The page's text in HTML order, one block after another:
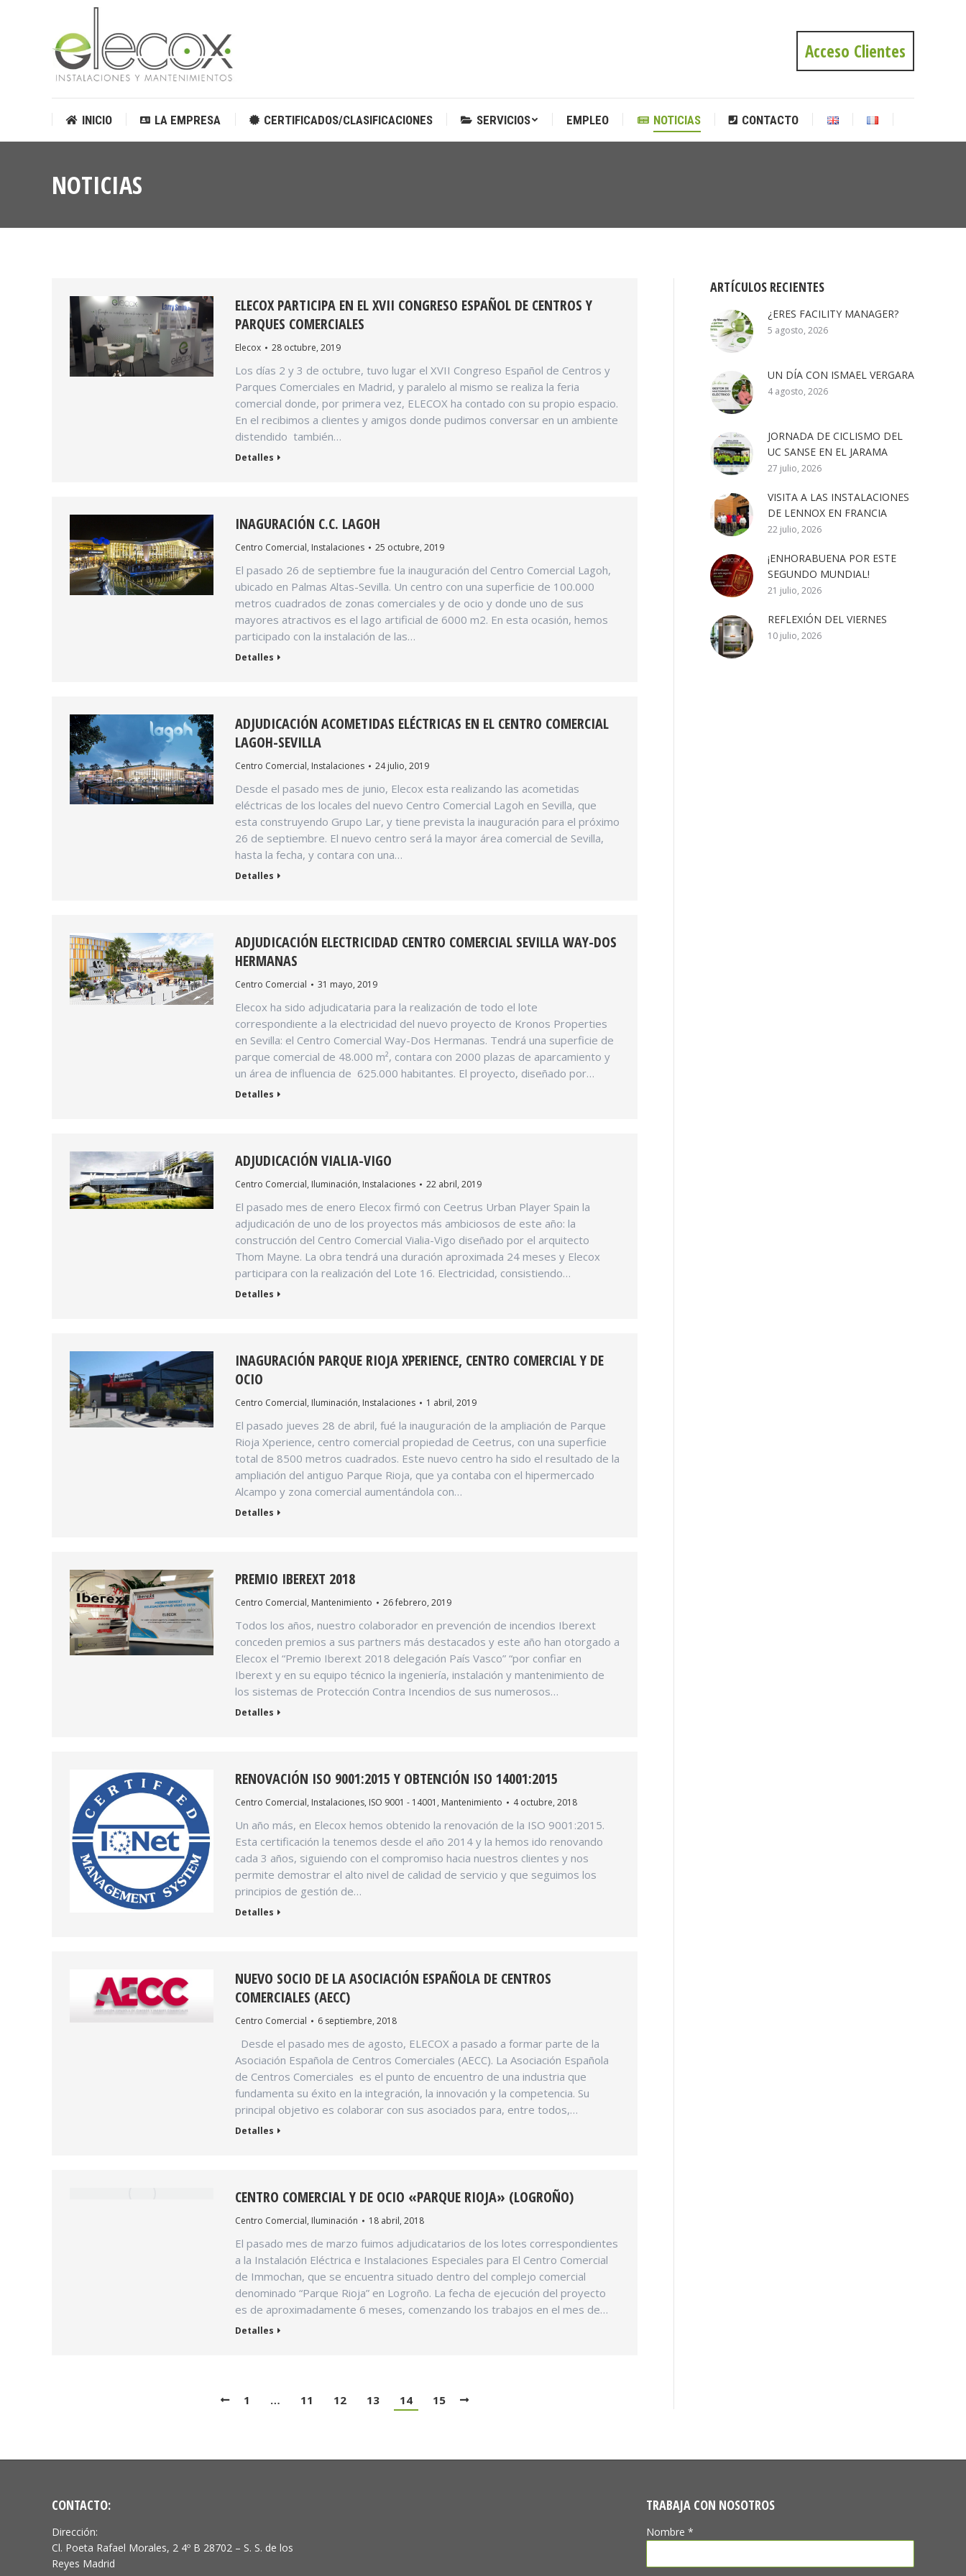
Acceso Clientes
INICIO LA EMPRESA CERTIFICADOS/CLASIFICACIONES SERVICIOS EMPLEO NOTICIAS CONTACTO
NOTICIAS
ELECOX PARTICIPA EN EL XVII CONGRESO ESPAÑOL DE CENTROS Y
PARQUES COMERCIALES
Elecox 28 octubre, 2019
Los días 2 y 3 de octubre, tuvo lugar el XVII Congreso Español de Centros y
Parques Comerciales en Madrid, y paralelo al mismo se realiza la feria
comercial donde, por primera vez, ELECOX ha contado con su propio espacio.
En el recibimos a clientes y amigos donde pudimos conversar en un ambiente
distendido también…
Detalles
INAGURACIÓN C.C. LAGOH
Centro Comercial, Instalaciones 25 octubre, 2019
El pasado 26 de septiembre fue la inauguración del Centro Comercial Lagoh,
ubicado en Palmas Altas-Sevilla. Un centro con una superficie de 100.000
metros cuadrados de zonas comerciales y de ocio y donde uno de sus
mayores atractivos es el lago artificial de 6000 m2. En esta ocasión, hemos
participado con la instalación de las…
Detalles
ADJUDICACIÓN ACOMETIDAS ELÉCTRICAS EN EL CENTRO COMERCIAL
LAGOH-SEVILLA
Centro Comercial, Instalaciones 24 julio, 2019
Desde el pasado mes de junio, Elecox esta realizando las acometidas
eléctricas de los locales del nuevo Centro Comercial Lagoh en Sevilla, que
esta construyendo Grupo Lar, y tiene prevista la inauguración para el próximo
26 de septiembre. El nuevo centro será la mayor área comercial de Sevilla,
hasta la fecha, y contara con una…
Detalles
ADJUDICACIÓN ELECTRICIDAD CENTRO COMERCIAL SEVILLA WAY-DOS
HERMANAS
Centro Comercial 31 mayo, 2019
Elecox ha sido adjudicataria para la realización de todo el lote
correspondiente a la electricidad del nuevo proyecto de Kronos Properties
en Sevilla: el Centro Comercial Way-Dos Hermanas. Tendrá una superficie de
parque comercial de 48.000 m², contara con 2000 plazas de aparcamiento y
un área de influencia de 625.000 habitantes. El proyecto, diseñado por…
Detalles
ADJUDICACIÓN VIALIA-VIGO
Centro Comercial, Iluminación, Instalaciones 22 abril, 2019
El pasado mes de enero Elecox firmó con Ceetrus Urban Player Spain la
adjudicación de uno de los proyectos más ambiciosos de este año: la
construcción del Centro Comercial Vialia-Vigo diseñado por el arquitecto
Thom Mayne. La obra tendrá una duración aproximada 24 meses y Elecox
participara con la realización del Lote 16. Electricidad, consistiendo…
Detalles
INAGURACIÓN PARQUE RIOJA XPERIENCE, CENTRO COMERCIAL Y DE
OCIO
Centro Comercial, Iluminación, Instalaciones 1 abril, 2019
El pasado jueves 28 de abril, fué la inauguración de la ampliación de Parque
Rioja Xperience, centro comercial propiedad de Ceetrus, con una superficie
total de 8500 metros cuadrados. Este nuevo centro ha sido el resultado de la
ampliación del antiguo Parque Rioja, que ya contaba con el hipermercado
Alcampo y zona comercial aumentándola con…
Detalles
PREMIO IBEREXT 2018
Centro Comercial, Mantenimiento 26 febrero, 2019
Todos los años, nuestro colaborador en prevención de incendios Iberext
conceden premios a sus partners más destacados y este año han otorgado a
Elecox el “Premio Iberext 2018 delegación País Vasco” “por confiar en
Iberext y en su equipo técnico la ingeniería, instalación y mantenimiento de
los sistemas de Protección Contra Incendios de sus numerosos…
Detalles
RENOVACIÓN ISO 9001:2015 Y OBTENCIÓN ISO 14001:2015
Centro Comercial, Instalaciones, ISO 9001 - 14001 , Mantenimiento 4 octubre, 2018
Un año más, en Elecox hemos obtenido la renovación de la ISO 9001:2015.
Esta certificación la tenemos desde el año 2014 y la hemos ido renovando
cada 3 años, siguiendo con el compromiso hacia nuestros clientes y nos
permite demostrar el alto nivel de calidad de servicio y que seguimos los
principios de gestión de…
Detalles
NUEVO SOCIO DE LA ASOCIACIÓN ESPAÑOLA DE CENTROS
COMERCIALES (AECC)
Centro Comercial 6 septiembre, 2018
Desde el pasado mes de agosto, ELECOX a pasado a formar parte de la
Asociación Española de Centros Comerciales (AECC). La Asociación Española
de Centros Comerciales es el punto de encuentro de una industria que
fundamenta su éxito en la integración, la innovación y la competencia. Su
principal objetivo es colaborar con sus asociados para, entre todos,…
Detalles
CENTRO COMERCIAL Y DE OCIO «PARQUE RIOJA» (LOGROÑO)
Centro Comercial, Iluminación 18 abril, 2018
El pasado mes de marzo fuimos adjudicatarios de los lotes correspondientes
a la Instalación Eléctrica e Instalaciones Especiales para El Centro Comercial
de Immochan, que se encuentra situado dentro del complejo comercial
denominado “Parque Rioja” en Logroño. La fecha de ejecución del proyecto
es de aproximadamente 6 meses, comenzando los trabajos en el mes de…
Detalles
1 … 11 12 13 14 15
ARTÍCULOS RECIENTES
¿ERES FACILITY MANAGER?
5 agosto, 2026
UN DÍA CON ISMAEL VERGARA
4 agosto, 2026
JORNADA DE CICLISMO DEL
UC SANSE EN EL JARAMA
27 julio, 2026
VISITA A LAS INSTALACIONES
DE LENNOX EN FRANCIA
22 julio, 2026
¡ENHORABUENA POR ESTE
SEGUNDO MUNDIAL!
21 julio, 2026
REFLEXIÓN DEL VIERNES
10 julio, 2026
CONTACTO:
Dirección:
Cl. Poeta Rafael Morales, 2 4º B 28702 – S. S. de los
Reyes Madrid
TRABAJA CON NOSOTROS
Nombre *